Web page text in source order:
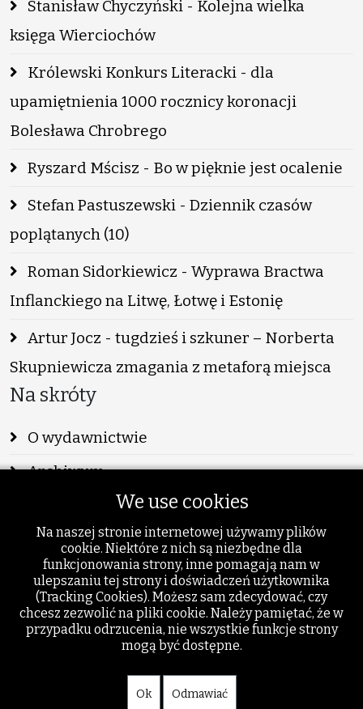
Stanisław Chyczyński - Kolejna wielka
księga Wierciochów
Królewski Konkurs Literacki - dla
upamiętnienia 1000 rocznicy koronacji
Bolesława Chrobrego
Ryszard Mścisz - Bo w pięknie jest ocalenie
Stefan Pastuszewski - Dziennik czasów
poplątanych (10)
Roman Sidorkiewicz - Wyprawa Bractwa
Inflanckiego na Litwę, Łotwę i Estonię
Artur Jocz - tugdzieś i szkuner – Norberta
Skupniewicza zmagania z metaforą miejsca
Na skróty
O wydawnictwie
Archiwum
Publikacje
Szukaj
Dodatki
We use cookies
Na naszej stronie internetowej używamy plików
cookie. Niektóre z nich są niezbędne dla
funkcjonowania strony, inne pomagają nam w
ulepszaniu tej strony i doświadczeń użytkownika
(Tracking Cookies). Możesz sam zdecydować, czy
chcesz zezwolić na pliki cookie. Należy pamiętać, że w
przypadku odrzucenia, nie wszystkie funkcje strony
mogą być dostępne.
Ok Odmawiać